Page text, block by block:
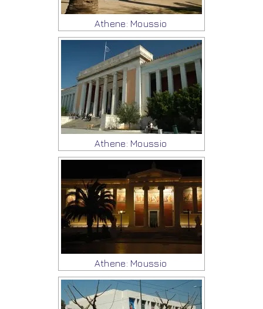
Athene: Moussio
Athene: Moussio
Athene: Moussio